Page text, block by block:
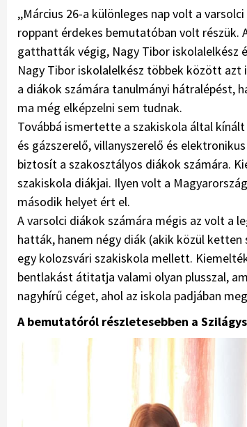
,,Március 26-a különleges nap volt a
roppant érdekes bemutatóban volt
gatthatták végig, Nagy Tibor iskolalelkész
Nagy Tibor iskolalelkész többek között
a diákok számára tanulmányi hátralépést,
ma még elképzelni sem tudnak.
Továbbá ismertette a szakiskola ál­tal
és gázszerelő, villanyszerelő és
biztosít a szak­osztályos diákok számára.
szakiskola diákjai. Ilyen volt a
második helyet ért el.
A varsolci diákok számára mégis az volt a
hat­ták, hanem négy diák (akik közül
egy kolozsvári szakiskola mellett.
bentlakást átitatja valami olyan plusszal,
nagyhírű céget, ahol az iskola padjában
A bemutatóról részletesebben a